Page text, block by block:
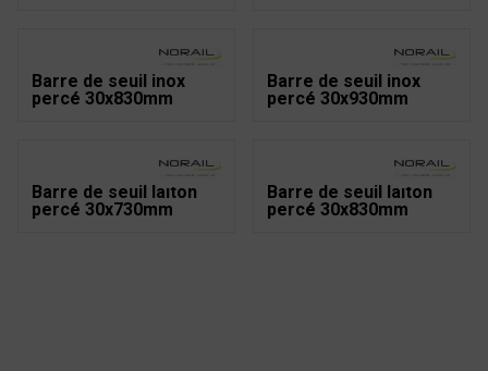
Barre de seuil inox
percé 30x830mm
Barre de seuil inox
percé 30x930mm
Barre de seuil laiton
percé 30x730mm
Barre de seuil laiton
percé 30x830mm